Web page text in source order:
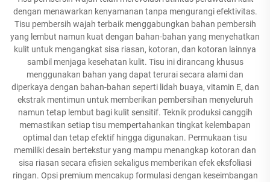
dengan menawarkan kenyamanan tanpa mengurangi efektivitas.
Tisu pembersih wajah terbaik menggabungkan bahan pembersih
yang lembut namun kuat dengan bahan-bahan yang menyehatkan
kulit untuk mengangkat sisa riasan, kotoran, dan kotoran lainnya
sambil menjaga kesehatan kulit. Tisu ini dirancang khusus
menggunakan bahan yang dapat terurai secara alami dan
diperkaya dengan bahan-bahan seperti lidah buaya, vitamin E, dan
ekstrak mentimun untuk memberikan pembersihan menyeluruh
namun tetap lembut bagi kulit sensitif. Teknik produksi canggih
memastikan setiap tisu mempertahankan tingkat kelembapan
optimal dan tetap efektif hingga digunakan. Permukaan tisu
memiliki desain bertekstur yang mampu menangkap kotoran dan
sisa riasan secara efisien sekaligus memberikan efek eksfoliasi
ringan. Opsi premium mencakup formulasi dengan keseimbangan